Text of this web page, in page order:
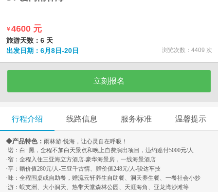
￥ 4600 元
旅游天数：6 天
出发日期：6月8日-20日
浏览次数：4409 次
立刻报名
行程介绍 线路信息 服务标准 温馨提示
◆产品特色： 雨林游·悦海，让心灵自在呼吸！
·诺：白+黑，全程不加白天景点和晚上自费演出项目，违约赔付5000元/人
·宿：全程入住三亚海立方酒店-豪华海景房，一线海景酒店
·享：赠价值280元/人-三亚千古情、赠价值248元/人-骏达车技
·味：全程围桌或自助餐，赠流云轩养生自助餐、洞天养生餐、一餐社会小炒
·游：蜈支洲、大小洞天、热带天堂森林公园、天涯海角、亚龙湾沙滩等